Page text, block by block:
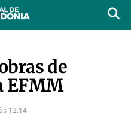
de
EFMM
12:14